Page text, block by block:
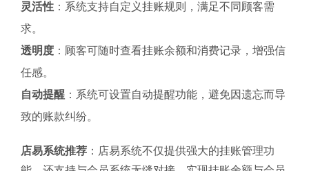
灵活性 ：系统支持自定义挂账规则，满足不同顾客需
求。
透明度 ：顾客可随时查看挂账余额和消费记录，增强信
任感。
自动提醒 ：系统可设置自动提醒功能，避免因遗忘而导
致的账款纠纷。
店易系统推荐 ：店易系统不仅提供强大的挂账管理功